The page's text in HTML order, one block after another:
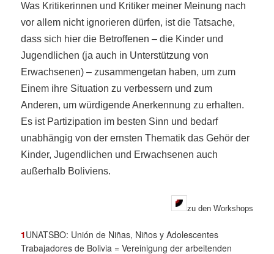
Was Kritikerinnen und Kritiker meiner Meinung nach
vor allem nicht ignorieren dürfen, ist die Tatsache,
dass sich hier die Betroffenen – die Kinder und
Jugendlichen (ja auch in Unterstützung von
Erwachsenen) – zusammengetan haben, um zum
Einem ihre Situation zu verbessern und zum
Anderen, um würdigende Anerkennung zu erhalten.
Es ist Partizipation im besten Sinn und bedarf
unabhängig von der ernsten Thematik das Gehör der
Kinder, Jugendlichen und Erwachsenen auch
außerhalb Boliviens.
zu den Workshops
1UNATSBO: Unión de Niñas, Niños y Adolescentes
Trabajadores de Bolivia = Vereinigung der arbeitenden